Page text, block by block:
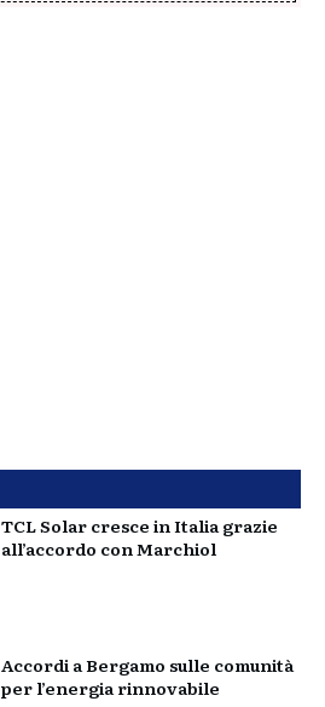
TCL Solar cresce in Italia grazie
all’accordo con Marchiol
Accordi a Bergamo sulle comunità
per l’energia rinnovabile